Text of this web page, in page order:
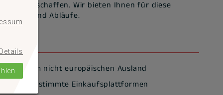
beschaffen. Wir bieten Ihnen für diese
und Abläufe.
aus dem nicht europäischen Ausland
über bestimmte Einkaufsplattformen
Details